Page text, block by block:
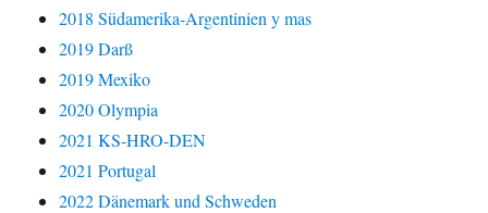
2018 Südamerika-Argentinien y mas
2019 Darß
2019 Mexiko
2020 Olympia
2021 KS-HRO-DEN
2021 Portugal
2022 Dänemark und Schweden